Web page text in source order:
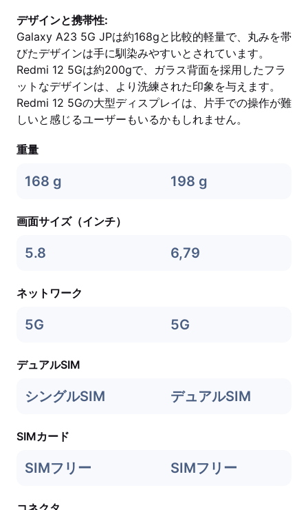
デザインと携帯性:
Galaxy A23 5G JPは約168gと比較的軽量で、丸みを帯
びたデザインは手に馴染みやすいとされています。
Redmi 12 5Gは約200gで、ガラス背面を採用したフラ
ットなデザインは、より洗練された印象を与えます。
Redmi 12 5Gの大型ディスプレイは、片手での操作が難
しいと感じるユーザーもいるかもしれません。
重量
168 g 198 g
画面サイズ（インチ）
5.8 6,79
ネットワーク
5G 5G
デュアルSIM
シングルSIM デュアルSIM
SIMカード
SIMフリー SIMフリー